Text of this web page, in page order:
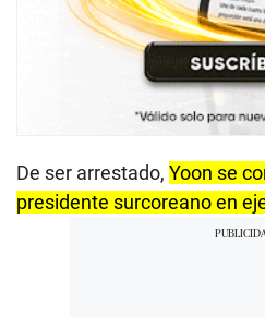
De ser arrestado, Yoon se
presidente surcoreano en